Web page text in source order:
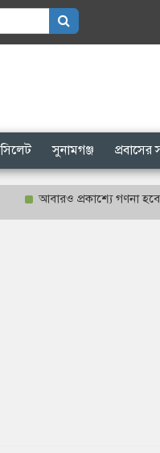
সিলেট সুনামগঞ্জ প্রবাসের
আবারও প্রকাশ্যে গণনা হবে